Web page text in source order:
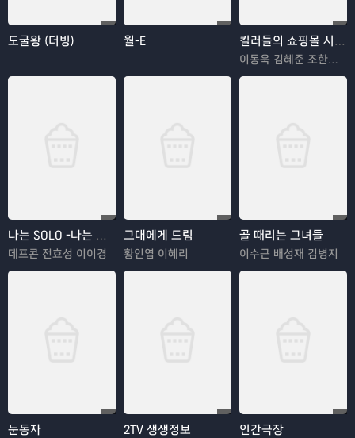
도굴왕 (더빙) 월-E 킬러들의 쇼핑몰 시즌2
이동욱 김혜준 조한선 김해나
나는 SOLO -나는 솔로
데프콘 전효성 이이경
그대에게 드림
황인엽 이혜리
골 때리는 그녀들
이수근 배성재 김병지
눈동자 2TV 생생정보 인간극장